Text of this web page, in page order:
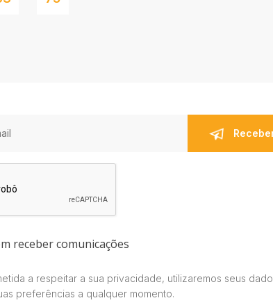
receber comunicações
a respeitar a sua privacidade, utilizaremos seus
preferências a qualquer momento.